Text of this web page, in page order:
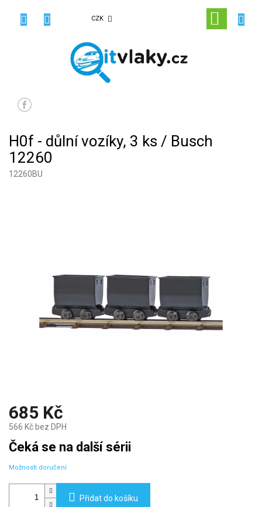
CZK
KOŠÍK
H0f - důlní vozíky, 3 ks / Busch
12260
12260BU
685 Kč
566 Kč bez DPH
Měrná
cena:
Čeká se na další sérii
Možnosti doručení
Přidat do košíku